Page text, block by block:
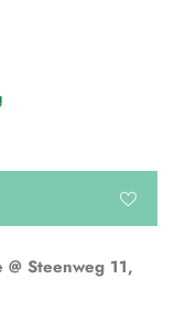
Steenweg 11,